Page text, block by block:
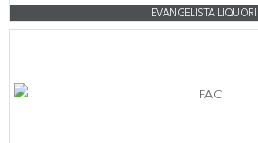
EVANGELISTA LIQUORI